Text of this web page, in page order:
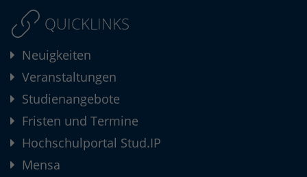
QUICKLINKS
Neuigkeiten
Veranstaltungen
Studienangebote
Fristen und Termine
Hochschulportal Stud.IP
Mensa